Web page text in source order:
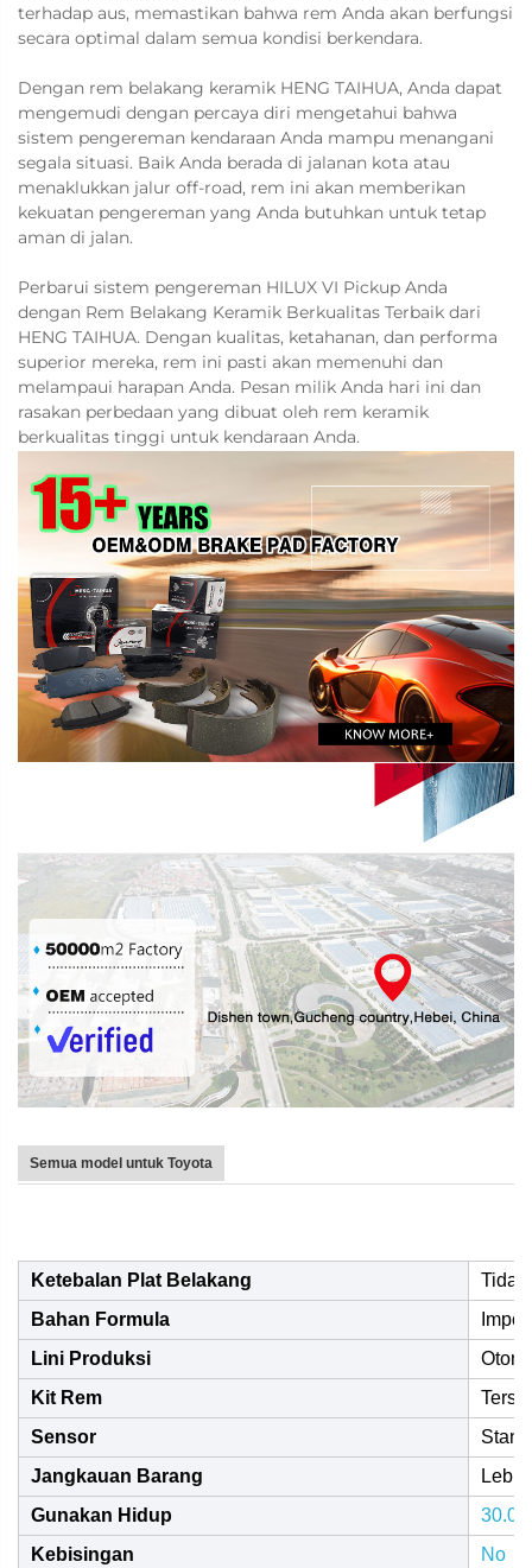
terhadap aus, memastikan bahwa rem Anda akan berfungsi
secara optimal dalam semua kondisi berkendara.
Dengan rem belakang keramik HENG TAIHUA, Anda dapat
mengemudi dengan percaya diri mengetahui bahwa
sistem pengereman kendaraan Anda mampu menangani
segala situasi. Baik Anda berada di jalanan kota atau
menaklukkan jalur off-road, rem ini akan memberikan
kekuatan pengereman yang Anda butuhkan untuk tetap
aman di jalan.
Perbarui sistem pengereman HILUX VI Pickup Anda
dengan Rem Belakang Keramik Berkualitas Terbaik dari
HENG TAIHUA. Dengan kualitas, ketahanan, dan performa
superior mereka, rem ini pasti akan memenuhi dan
melampaui harapan Anda. Pesan milik Anda hari ini dan
rasakan perbedaan yang dibuat oleh rem keramik
berkualitas tinggi untuk kendaraan Anda.
Semua model untuk Toyota
Ketebalan Plat Belakang
Tidak
Bahan Formula
Lini Produksi
Kit Rem
Sensor
Jangkauan Barang
Gunakan Hidup
Kebisingan
No